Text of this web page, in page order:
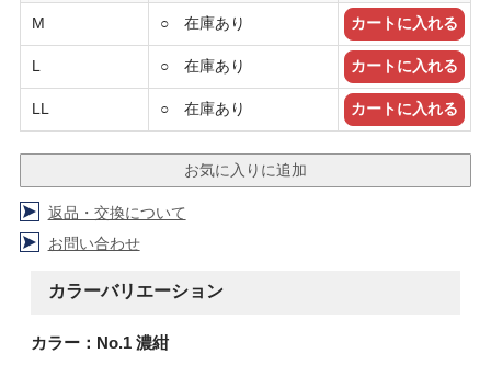
M ○ 在庫あり
L ○ 在庫あり
LL ○ 在庫あり
返品・交換について
お問い合わせ
カラーバリエーション
カラー：No.1 濃紺